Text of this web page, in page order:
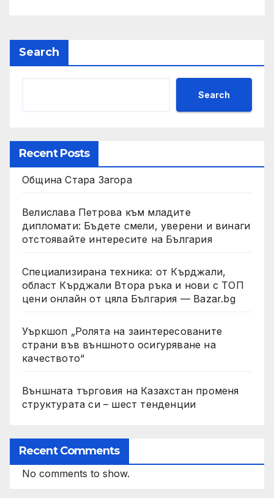
Search
Search
Recent Posts
Община Стара Загора
Велислава Петрова към младите
дипломати: Бъдете смели, уверени и винаги
отстоявайте интересите на България
Специализирана техника: от Кърджали,
област Кърджали Втора ръка и нови с ТОП
цени онлайн от цяла България — Bazar.bg
Уъркшоп „Ролята на заинтересованите
страни във външното осигуряване на
качеството“
Външната търговия на Казахстан променя
структурата си – шест тенденции
Recent Comments
No comments to show.